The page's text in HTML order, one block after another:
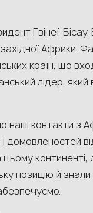
Гвінеї-
Африки.
країн, що
лідер,
наші контакти з
домовленостей
позицію й